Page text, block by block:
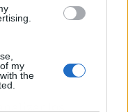
my
the
los